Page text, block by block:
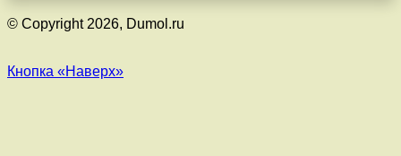
© Copyright 2026, Dumol.ru
Кнопка «Наверх»